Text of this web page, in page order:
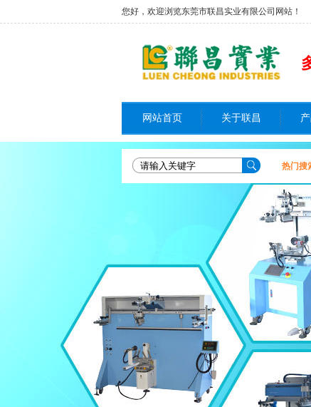
您好，欢迎浏览东莞市联昌实业有限公司网站！
网站首页 关于联昌
热门搜